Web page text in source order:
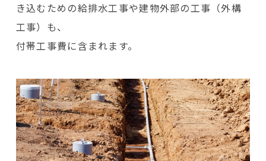
き込むための給排水工事や建物外部の工事（外構
工事）も、
付帯工事費に含まれます。